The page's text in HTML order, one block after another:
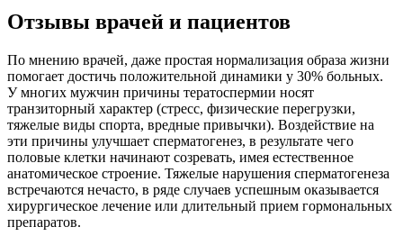
Отзывы врачей и пациентов
По мнению врачей, даже простая нормализация образа жизни
помогает достичь положительной динамики у 30% больных.
У многих мужчин причины тератоспермии носят
транзиторный характер (стресс, физические перегрузки,
тяжелые виды спорта, вредные привычки). Воздействие на
эти причины улучшает сперматогенез, в результате чего
половые клетки начинают созревать, имея естественное
анатомическое строение. Тяжелые нарушения сперматогенеза
встречаются нечасто, в ряде случаев успешным оказывается
хирургическое лечение или длительный прием гормональных
препаратов.